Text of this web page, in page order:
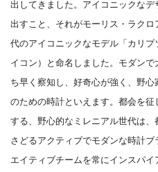
出してきました。アイコニックな
出すこと、それがモーリス・ラク
代のアイコニックなモデル「カリ
イコン）と命名しました。モダン
ち早く察知し、好奇心が強く、野
のための時計といえます。都会を
する、野心的なミレニアル世代は
さどるアクティブでモダンな時計
エイティブチームを常にインスパ